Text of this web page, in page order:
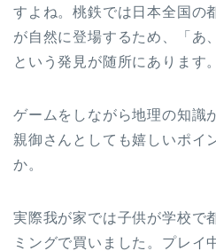
すよね。桃鉄では日本全国の
が自然に登場するため、「あ
という発見が随所にあります。
ゲームをしながら地理の知識
親御さんとしても嬉しいポイ
か。
実際我が家では子供が学校で
ミングで買いました。プレイ